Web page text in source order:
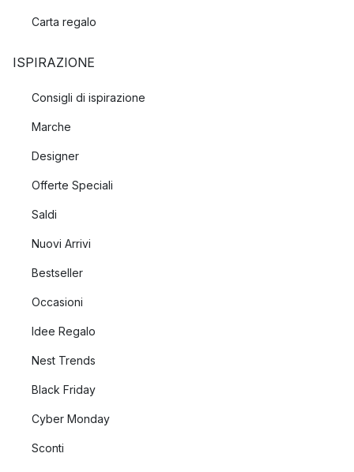
Carta regalo
ISPIRAZIONE
Consigli di ispirazione
Marche
Designer
Offerte Speciali
Saldi
Nuovi Arrivi
Bestseller
Occasioni
Idee Regalo
Nest Trends
Black Friday
Cyber Monday
Sconti